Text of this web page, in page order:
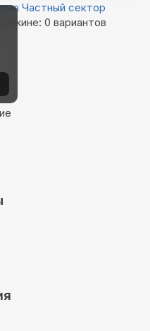
Частный сектор
0 вариантов